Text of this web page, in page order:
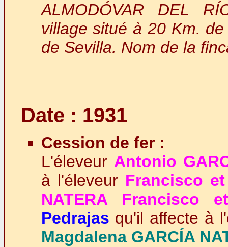
ALMODÓVAR DEL
village situé à 20 Km.
de Sevilla. Nom de la
Date : 1931
Cession de fer :
L'éleveur Antonio
à l'éleveur Francisco
NATERA Francisco
Pedrajas qu'il affecte à
Magdalena GARCÍA